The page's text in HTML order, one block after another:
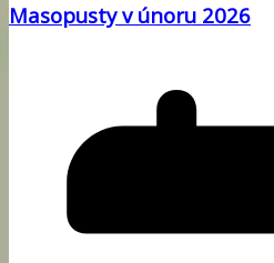
Masopusty v únoru 2026